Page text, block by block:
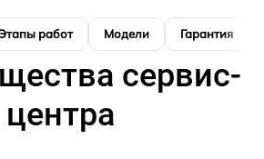
работ Модели Гарантия
сервис-
центра